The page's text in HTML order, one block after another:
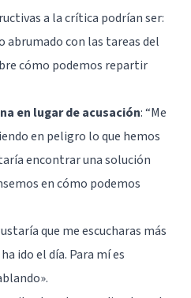
a la crítica podrían ser:
abrumado con las tareas del
cómo podemos repartir
en lugar de acusación: “Me
en peligro lo que hemos
encontrar una solución
en cómo podemos
que me escucharas más
ido el día. Para mí es